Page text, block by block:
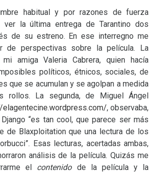
habitual y por razones de fuerza
ver la última entrega de Tarantino dos
de su estreno. En ese interregno me
de perspectivas sobre la película. La
amiga Valeria Cabrera, quien hacía
políticos, étnicos, sociales, de
que se acumulan y se agolpan a medida
rollos. La segunda, de Miguel Ángel
elagentecine.wordpress.com/, observaba,
“es tan cool, que parece ser más
de Blaxploitation que una lectura de los
Esas lecturas, acertadas ambas,
análisis de la película. Quizás me
el contenido de la película y la